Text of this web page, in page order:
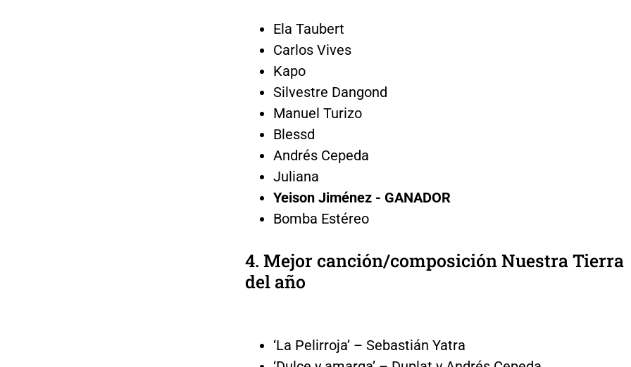
Ela Taubert
Carlos Vives
Kapo
Silvestre Dangond
Manuel Turizo
Blessd
Andrés Cepeda
Juliana
Yeison Jiménez - GANADOR
Bomba Estéreo
4. Mejor canción/composición Nuestra Tierra
del año
‘La Pelirroja’ – Sebastián Yatra